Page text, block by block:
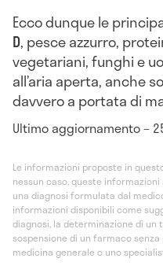
Ecco dunque le
D, pesce azzurro,
vegetariani, funghi e
all’aria aperta, anche
davvero a portata di
Ultimo aggiornamento –
Le informazioni proposte in
nessun caso, queste
una diagnosi formulata dal
informazioni disponibili come
diagnosi, la determinazione di un
sospensione di un farmaco
medicina generale o uno